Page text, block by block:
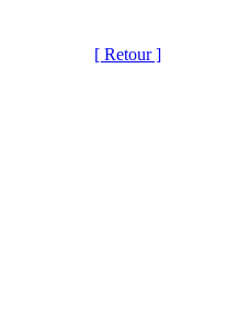
[ Retour ]